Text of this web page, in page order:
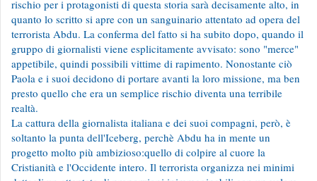
rischio per i protagonisti di questa storia sarà decisamente alto, in
quanto lo scritto si apre con un sanguinario attentato ad opera del
terrorista Abdu. La conferma del fatto si ha subito dopo, quando il
gruppo di giornalisti viene esplicitamente avvisato: sono "merce"
appetibile, quindi possibili vittime di rapimento. Nonostante ciò
Paola e i suoi decidono di portare avanti la loro missione, ma ben
presto quello che era un semplice rischio diventa una terribile
realtà.
La cattura della giornalista italiana e dei suoi compagni, però, è
soltanto la punta dell'Iceberg, perchè Abdu ha in mente un
progetto molto più ambizioso:quello di colpire al cuore la
Cristianità e l'Occidente intero. Il terrorista organizza nei minimi